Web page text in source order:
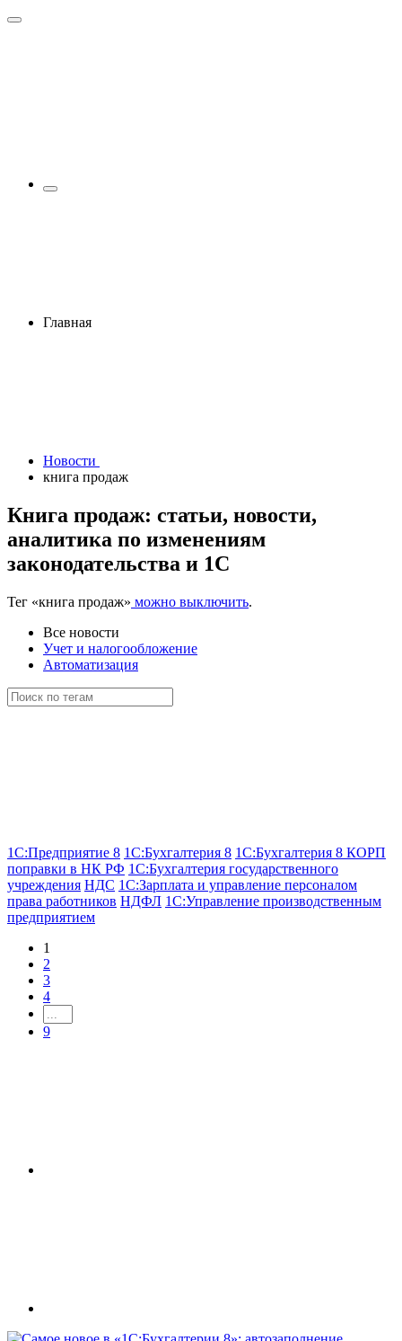
Главная
Новости
книга продаж
Книга продаж: статьи, новости,
аналитика по изменениям
законодательства и 1С
Тег «книга продаж» можно выключить.
Все новости
Учет и налогообложение
Автоматизация
1С:Предприятие 8 1С:Бухгалтерия 8 1С:Бухгалтерия 8 КОРП
поправки в НК РФ 1С:Бухгалтерия государственного
учреждения НДС 1С:Зарплата и управление персоналом
права работников НДФЛ 1С:Управление производственным
предприятием
1
2
3
4
9